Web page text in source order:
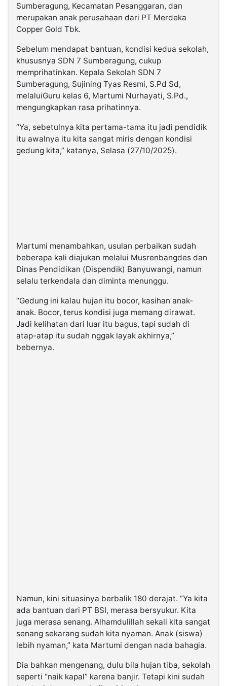
Sumberagung, Kecamatan Pesanggaran, dan
merupakan anak perusahaan dari PT Merdeka
Copper Gold Tbk.
Sebelum mendapat bantuan, kondisi kedua sekolah,
khususnya SDN 7 Sumberagung, cukup
memprihatinkan. Kepala Sekolah SDN 7
Sumberagung, Sujining Tyas Resmi, S.Pd Sd,
melaluiGuru kelas 6, Martumi Nurhayati, S.Pd.,
mengungkapkan rasa prihatinnya.
“Ya, sebetulnya kita pertama-tama itu jadi pendidik
itu awalnya itu kita sangat miris dengan kondisi
gedung kita,” katanya, Selasa (27/10/2025).
Martumi menambahkan, usulan perbaikan sudah
beberapa kali diajukan melalui Musrenbangdes dan
Dinas Pendidikan (Dispendik) Banyuwangi, namun
selalu terkendala dan diminta menunggu.
“Gedung ini kalau hujan itu bocor, kasihan anak-
anak. Bocor, terus kondisi juga memang dirawat.
Jadi kelihatan dari luar itu bagus, tapi sudah di
atap-atap itu sudah nggak layak akhirnya,”
bebernya.
Namun, kini situasinya berbalik 180 derajat. “Ya kita
ada bantuan dari PT BSI, merasa bersyukur. Kita
juga merasa senang. Alhamdulillah sekali kita sangat
senang sekarang sudah kita nyaman. Anak (siswa)
lebih nyaman,” kata Martumi dengan nada bahagia.
Dia bahkan mengenang, dulu bila hujan tiba, sekolah
seperti “naik kapal” karena banjir. Tetapi kini sudah